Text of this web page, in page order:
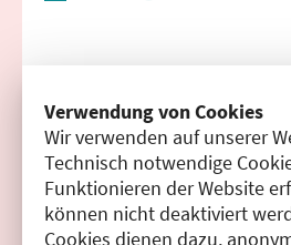
Verwendung von Cookies
Wir verwenden auf unserer
Technisch notwendige
Funktionieren der Website
können nicht deaktiviert
Cookies dienen dazu,
Filter zurücksetzen
Ergebnisse drucken